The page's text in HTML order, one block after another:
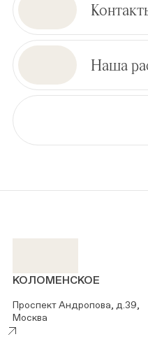
Наша
КОЛОМЕНСКОЕ
Проспект Андропова, д.39,
Москва